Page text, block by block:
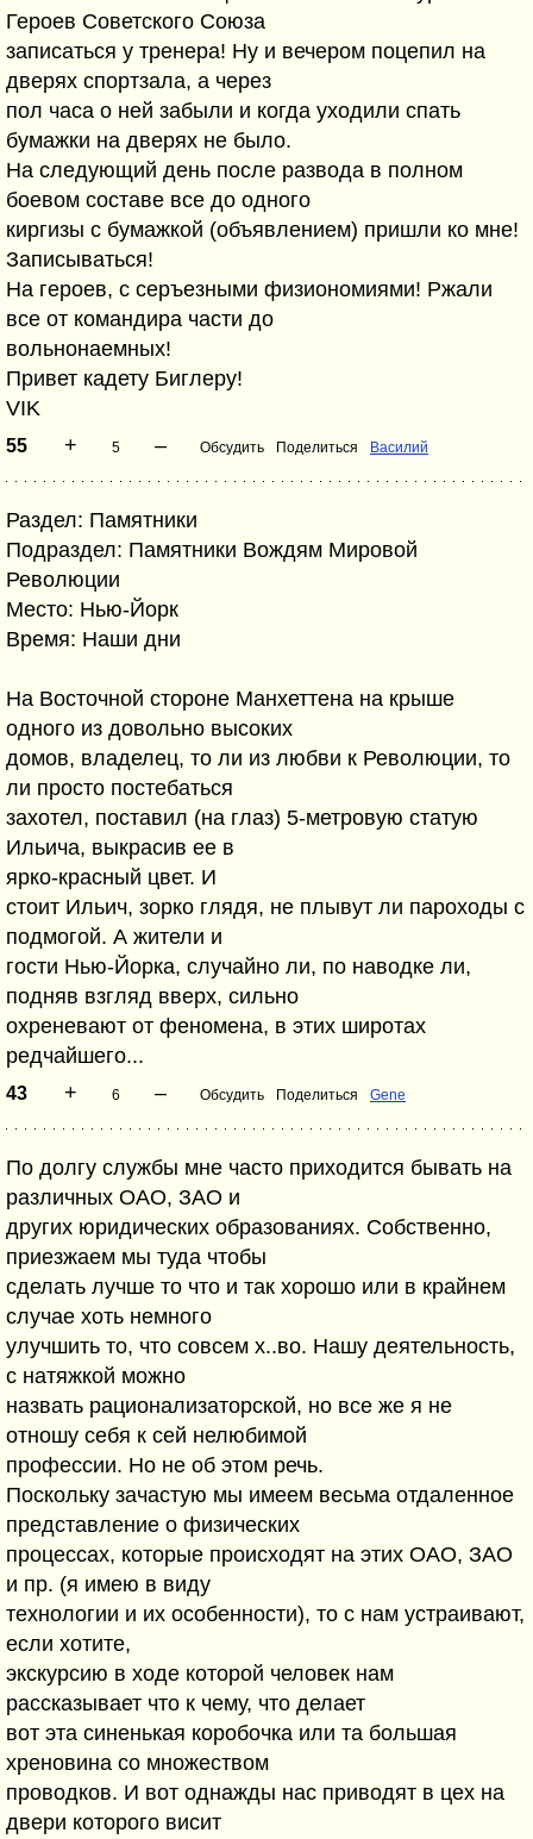
Героев Советского Союза
записаться у тренера! Ну и вечером поцепил на
дверях спортзала, а через
пол часа о ней забыли и когда уходили спать
бумажки на дверях не было.
На следующий день после развода в полном
боевом составе все до одного
киргизы с бумажкой (объявлением) пришли ко мне!
Записываться!
На героев, с серъезными физиономиями! Ржали
все от командира части до
вольнонаемных!
Привет кадету Биглеру!
VIK
55 + 5 – Обсудить Поделиться Василий
Раздел: Памятники
Подраздел: Памятники Вождям Мировой
Революции
Место: Нью-Йорк
Время: Наши дни
На Восточной стороне Манхеттена на крыше
одного из довольно высоких
домов, владелец, то ли из любви к Революции, то
ли просто постебаться
захотел, поставил (на глаз) 5-метровую статую
Ильича, выкрасив ее в
ярко-красный цвет. И
стоит Ильич, зорко глядя, не плывут ли пароходы с
подмогой. А жители и
гости Нью-Йорка, случайно ли, по наводке ли,
подняв взгляд вверх, сильно
охреневают от феномена, в этих широтах
редчайшего...
43 + 6 – Обсудить Поделиться Gene
По долгу службы мне часто приходится бывать на
различных ОАО, ЗАО и
других юридических образованиях. Собственно,
приезжаем мы туда чтобы
сделать лучше то что и так хорошо или в крайнем
случае хоть немного
улучшить то, что совсем х..во. Нашу деятельность,
с натяжкой можно
назвать рационализаторской, но все же я не
отношу себя к сей нелюбимой
профессии. Но не об этом речь.
Поскольку зачастую мы имеем весьма отдаленное
представление о физических
процессах, которые происходят на этих ОАО, ЗАО
и пр. (я имею в виду
технологии и их особенности), то с нам устраивают,
если хотите,
экскурсию в ходе которой человек нам
рассказывает что к чему, что делает
вот эта синенькая коробочка или та большая
хреновина со множеством
проводков. И вот однажды нас приводят в цех на
двери которого висит